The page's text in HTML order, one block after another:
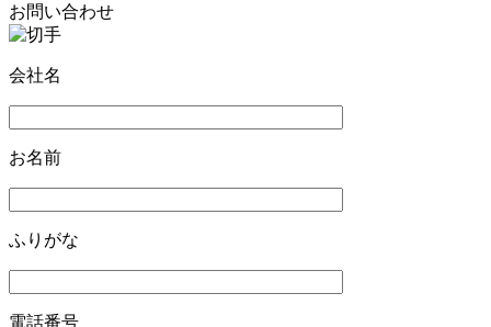
お問い合わせ
会社名
お名前
ふりがな
電話番号